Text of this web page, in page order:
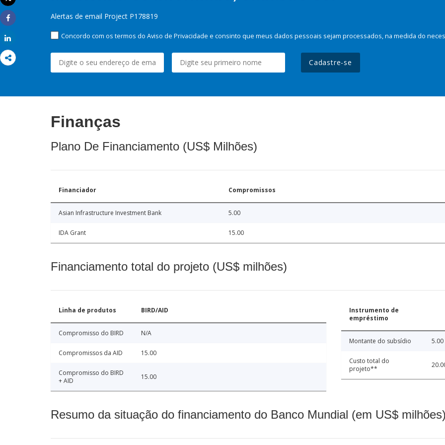
Imprimir
Share
Alertas de email Project P178819
Concordo com os termos do Aviso de Privacidade e consinto que meus dados pessoais sejam processados, na medida do
Cadastre-se
Finanças
Plano De Financiamento (US$ Milhões)
Financiador Compromissos
Asian Infrastructure Investment Bank 5.00
IDA Grant 15.00
Financiamento total do projeto (US$ milhões)
Linha de produtos BIRD/AID
Compromisso do BIRD N/A
Compromissos da AID 15.00
Compromisso do BIRD
+ AID
15.00
Instrumento de
empréstimo
Montante do subsídio 5.00
Custo total do
projeto**
Resumo da situação do financiamento do Banco Mundial (em US$